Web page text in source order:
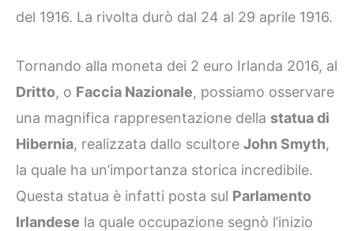
del 1916. La rivolta durò dal 24 al 29 aprile 1916.
Tornando alla moneta dei 2 euro Irlanda 2016, al
Dritto, o Faccia Nazionale, possiamo osservare
una magnifica rappresentazione della statua di
Hibernia, realizzata dallo scultore John Smyth,
la quale ha un’importanza storica incredibile.
Questa statua è infatti posta sul Parlamento
Irlandese la quale occupazione segnò l’inizio